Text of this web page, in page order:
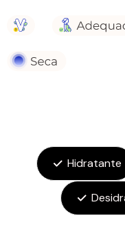
Hidratante